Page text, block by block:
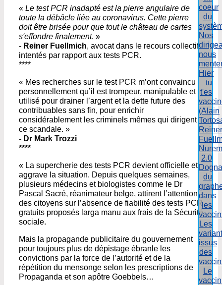
coeur
du
Nos
nous
Hier
tu
t'es
(Alain
Reiner
2.0
du
dans
les
Les
issus
des
Le
vaccin
« Le test PCR inadapté est la pierre angulaire de
toute la débâcle liée au coronavirus. Cette pierre
doit être brisée pour que tout le château de cartes
s'effondre finalement. »
- Reiner Fuellmich, avocat dans le recours collectif
intentés par rapport aux tests PCR.
****
« Mes recherches sur le test PCR m’ont convaincu
personnellement qu’il est trompeur, manipulable et
utilisé pour drainer l’argent et la dette future des
contribuables sans fin, pour enrichir
considérablement les criminels mêmes qui dirigent
ce scandale. »
- Dr Mark Trozzi
****
« La supercherie des tests PCR devient officielle et
aggrave la situation. Depuis quelques semaines,
plusieurs médecins et biologistes comme le Dr
Pascal Sacré, réanimateur belge, attirent l’attention
des citoyens sur l’absence de fiabilité des tests PCR
gratuits proposés larga manu aux frais de la Sécurité
sociale.
Mais la propagande publicitaire du gouvernement
pour toujours plus de dépistage ébranle les
convictions par la force de l’autorité et de la
répétition du mensonge selon les prescriptions de
Propaganda et son apôtre Goebbels…